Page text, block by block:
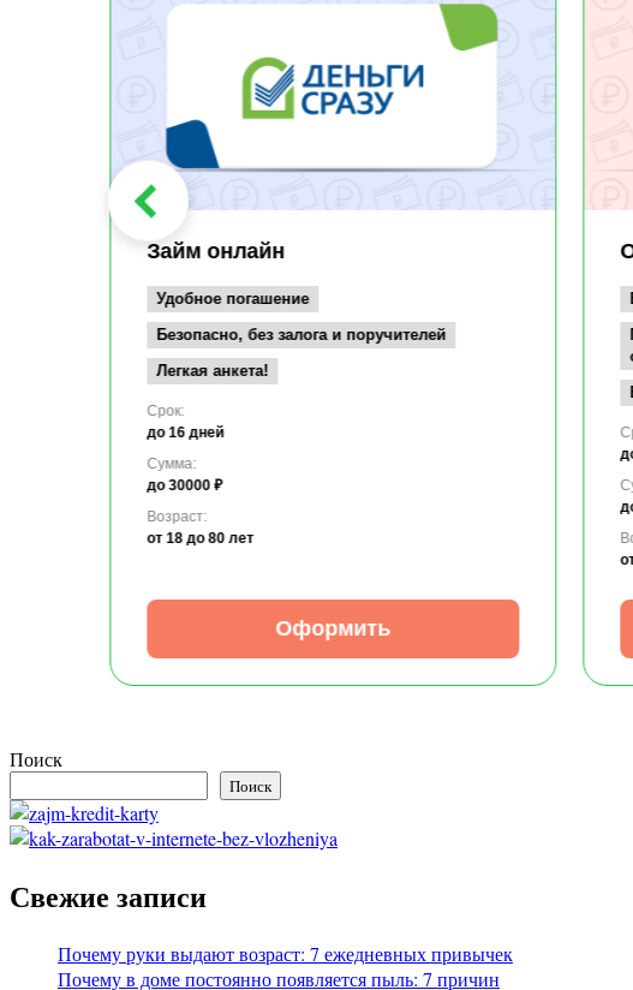
Займ онлайн
Удобное погашение
Безопасно, без залога и поручителей
Легкая анкета!
Срок:
до 16 дней
Сумма:
до 30000 ₽
Возраст:
от 18 до 80 лет
Оформить
Поиск
Поиск
Свежие записи
Почему руки выдают возраст: 7 ежедневных привычек
Почему в доме постоянно появляется пыль: 7 причин